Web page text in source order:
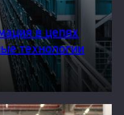
в цепях
технологии